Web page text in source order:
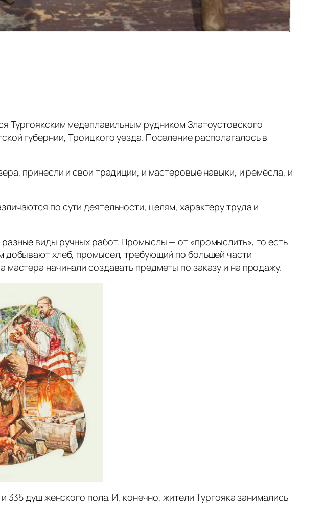
Тургоякским медеплавильным рудником Златоустовского
губернии, Троицкого уезда. Поселение располагалось в
принесли и свои традиции, и мастеровые навыки, и ремёсла, и
по сути деятельности, целям, характеру труда и
виды ручных работ. Промыслы — от «промыслить», то есть
добывают хлеб, промысел, требующий по большей части
начинали создавать предметы по заказу и на продажу.
душ женского пола. И, конечно, жители Тургояка занимались